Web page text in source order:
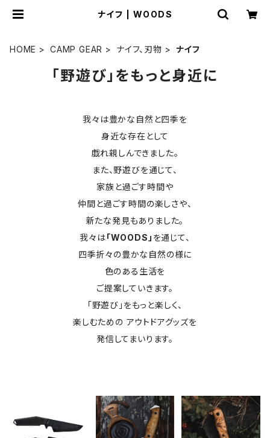
ナイフ | WOODS
HOME CAMP GEAR ナイフ、刃物 ナイフ
「野遊び」をもっと身近に
我々は豊かな自然と四季を
身近な存在として
戯れ親しんできました。
また、野遊びを通じて、
家族と過ごす時間や
仲間と過ごす時間の楽しさや、
新たな発見もありました。
我々は「WOODS」 を通じて、
四季折々の豊かな自然の様に
色のある生活を
ご提案していきます。
「野遊び」をもっと楽しく、
楽しむための アウトドアグッズを
発信してまいります。